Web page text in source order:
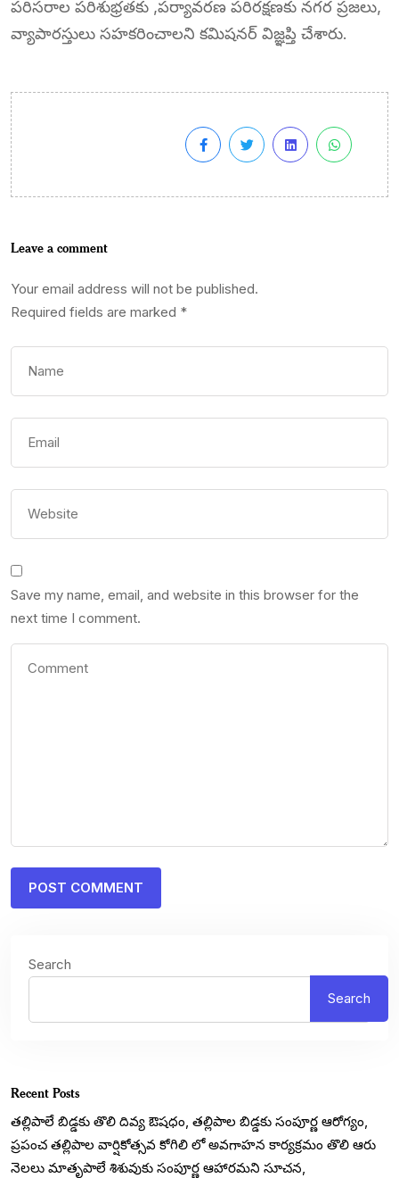
పరిసరాల పరిశుభ్రతకు ,పర్యావరణ పరిరక్షణకు నగర ప్రజలు,
వ్యాపారస్తులు సహకరించాలని కమిషనర్ విజ్ఞప్తి చేశారు.
Leave a comment
Your email address will not be published.
Required fields are marked *
Save my name, email, and website in this browser for the
next time I comment.
Search
Search
Recent Posts
తల్లిపాలే బిడ్డకు తొలి దివ్య ఔషధం, తల్లిపాల బిడ్డకు సంపూర్ణ ఆరోగ్యం,
ప్రపంచ తల్లిపాల వార్షికోత్సవ కోగిలి లో అవగాహన కార్యక్రమం తొలి ఆరు
నెలలు మాతృపాలే శిశువుకు సంపూర్ణ ఆహారమని సూచన,